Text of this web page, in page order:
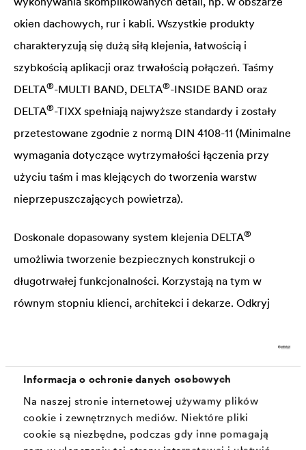
Informacja o ochronie danych osobowych
Na naszej stronie internetowej używamy plików
cookie i zewnętrznych mediów. Niektóre pliki
cookie są niezbędne, podczas gdy inne pomagają
okien dachowych, rur i kabli. Wszystkie produkty
charakteryzują się dużą siłą klejenia, łatwością i
szybkością aplikacji oraz trwałością połączeń. Taśmy
DELTA®-MULTI BAND, DELTA®-INSIDE BAND oraz
DELTA®-TIXX spełniają najwyższe standardy i zostały
przetestowane zgodnie z normą DIN 4108-11 (Minimalne
wymagania dotyczące wytrzymałości łączenia przy
użyciu taśm i mas klejących do tworzenia warstw
nieprzepuszczających powietrza).
Doskonale dopasowany system klejenia DELTA®
umożliwia tworzenie bezpiecznych konstrukcji o
długotrwałej funkcjonalności. Korzystają na tym w
równym stopniu klienci, architekci i dekarze. Odkryj